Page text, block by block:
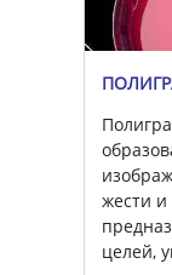
жести и
целей,